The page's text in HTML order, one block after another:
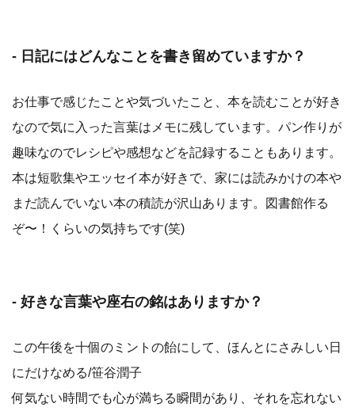
- 日記にはどんなことを書き留めていますか？
お仕事で感じたことや気づいたこと、本を読むことが好き
なので気に入った言葉はメモに残しています。パン作りが
趣味なのでレシピや感想などを記録することもあります。
本は短歌集やエッセイ本が好きで、家には読みかけの本や
まだ読んでいない本の積読が沢山あります。図書館作る
ぞ〜！くらいの気持ちです(笑)
- 好きな言葉や座右の銘はありますか？
この午後を十個のミントの飴にして、ほんとにさみしい日
にだけなめる/笹谷潤子
何気ない時間でも心が満ちる瞬間があり、それを忘れない